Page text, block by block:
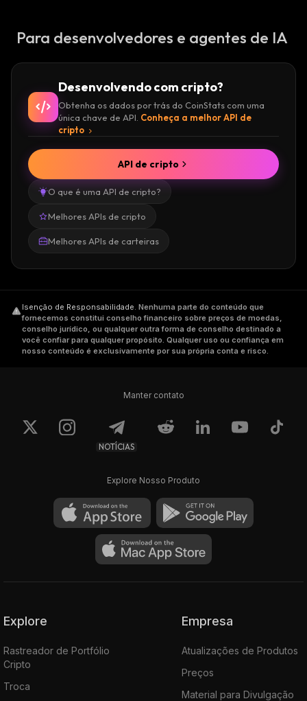
Para desenvolvedores e agentes de IA
Desenvolvendo com cripto?
Obtenha os dados por trás do CoinStats com uma
única chave de API. Conheça a melhor API de
cripto
O que é uma API de cripto?
Melhores APIs de cripto
Melhores APIs de carteiras
API de cripto
Isenção de Responsabilidade. Nenhuma parte do conteúdo que
fornecemos constitui conselho financeiro sobre preços de moedas,
conselho jurídico, ou qualquer outra forma de conselho destinado a
você confiar para qualquer propósito. Qualquer uso ou confiança em
nosso conteúdo é exclusivamente por sua própria conta e risco.
Manter contato
NOTÍCIAS
Explore Nosso Produto
Explore
Rastreador de Portfólio
Cripto
Troca
Empresa
Atualizações de Produtos
Preços
Material para Divulgação